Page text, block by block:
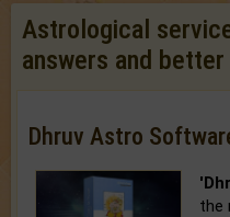
Astrological
answers and
Dhruv Astro
the